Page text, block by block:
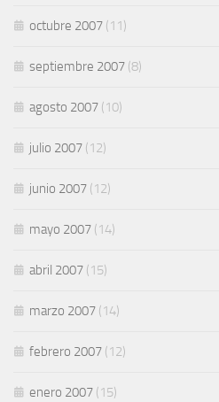
octubre 2007 (11)
septiembre 2007 (8)
agosto 2007 (10)
julio 2007 (12)
junio 2007 (12)
mayo 2007 (14)
abril 2007 (15)
marzo 2007 (14)
febrero 2007 (12)
enero 2007 (15)